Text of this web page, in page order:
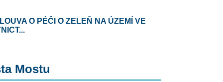
O PÉČI O ZELEŇ NA ÚZEMÍ VE
Mostu